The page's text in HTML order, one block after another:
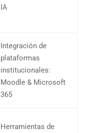
IA
Integración de
plataformas
institucionales:
Moodle & Microsoft
365
Herramientas de